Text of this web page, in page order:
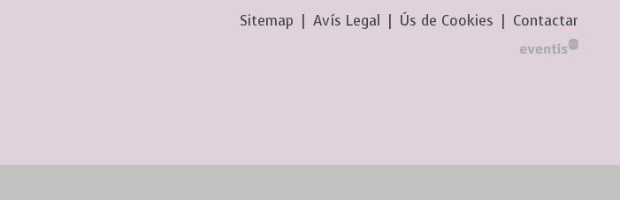
Sitemap Avís Legal Ús de Cookies Contactar